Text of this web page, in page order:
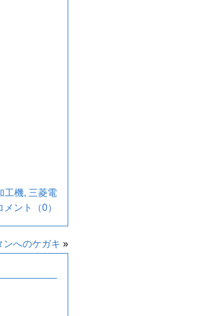
工機, 三菱電
メント（0）
へのケガキ »